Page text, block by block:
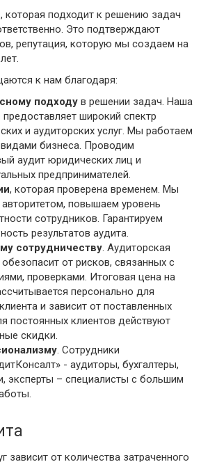
подходит к решению задач
Это подтверждают
репутация, которую мы создаем на
к нам благодаря:
подходу в решении задач. Наша
широкий спектр
и аудиторских услуг. Мы работаем
бизнеса. Проводим
аудит юридических лиц и
предпринимателей.
, которая проверена временем. Мы
повышаем уровень
сотрудников. Гарантируем
результатов аудита.
сотрудничеству. Аудиторская
от рисков, связанных с
проверками. Итоговая цена на
персонально для
и зависит от поставленных
постоянных клиентов действуют
скидки.
. Сотрудники
- аудиторы, бухгалтеры,
эксперты – специалисты с большим
зависит от количества затраченного